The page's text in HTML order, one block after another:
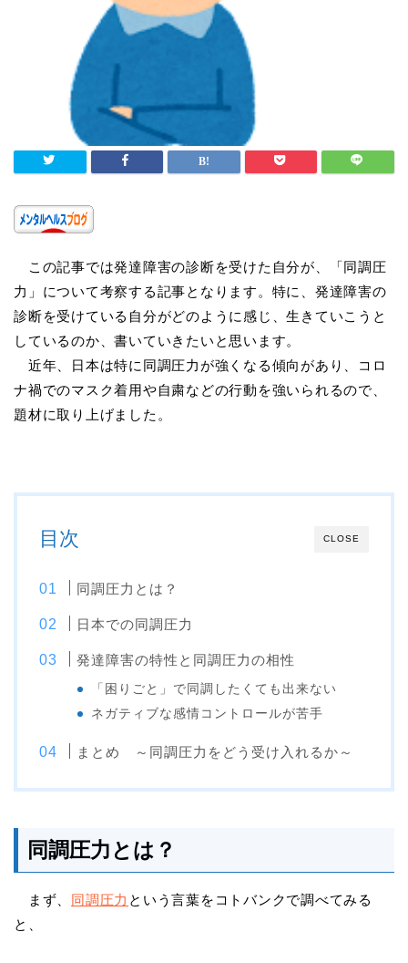
この記事では発達障害の診断を受けた自分が、「同調圧
力」について考察する記事となります。特に、発達障害の
診断を受けている自分がどのように感じ、生きていこうと
しているのか、書いていきたいと思います。
近年、日本は特に同調圧力が強くなる傾向があり、コロ
ナ禍でのマスク着用や自粛などの行動を強いられるので、
題材に取り上げました。
CLOSE
目次
同調圧力とは？
日本での同調圧力
発達障害の特性と同調圧力の相性
「困りごと」で同調したくても出来ない
ネガティブな感情コントロールが苦手
まとめ ～同調圧力をどう受け入れるか～
同調圧力とは？
まず、 同調圧力 という言葉をコトバンクで調べてみる
と、